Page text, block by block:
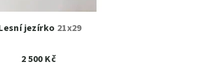
jezírko 21x29
2 500 Kč